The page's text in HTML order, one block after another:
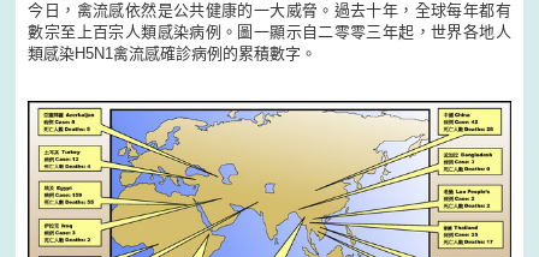
今日，禽流感依然是公共健康的一大威脅。過去十年，全球每年都有
數宗至上百宗人類感染病例。圖一顯示自二零零三年起，世界各地人
類感染H5N1禽流感確診病例的累積數字。